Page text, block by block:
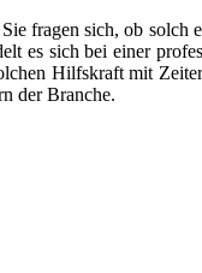
fragen sich, ob
es sich bei einer
Hilfskraft mit
der Branche.